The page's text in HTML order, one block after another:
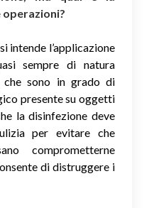
intende l’applicazione
sempre di natura
che sono in grado di
presente su oggetti
la disinfezione deve
per evitare che
comprometterne
di distruggere i